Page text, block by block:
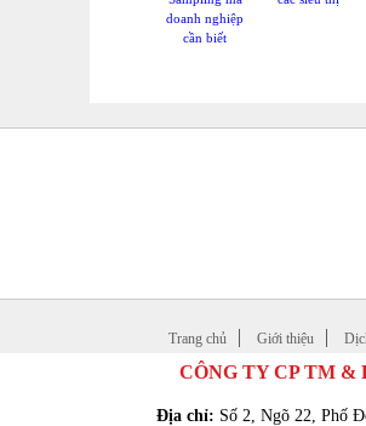
doanh nghiệp
cần biết
Trang chủ Giới thiệu
CÔNG TY CP TM &
Địa chỉ: Số 2, Ngõ 22, Phố